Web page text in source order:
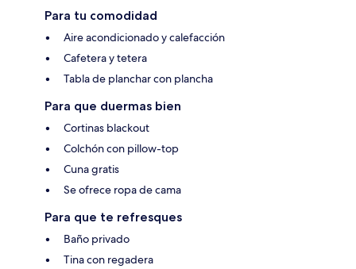
Para tu comodidad
Aire acondicionado y calefacción
Cafetera y tetera
Tabla de planchar con plancha
Para que duermas bien
Cortinas blackout
Colchón con pillow-top
Cuna gratis
Se ofrece ropa de cama
Para que te refresques
Baño privado
Tina con regadera